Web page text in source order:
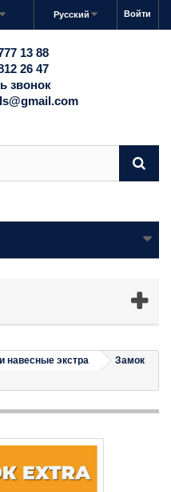
Войти
Русский
13 88
26 47
звонок
навесные экстра
Замок